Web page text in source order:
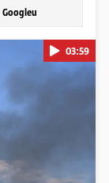
03:59